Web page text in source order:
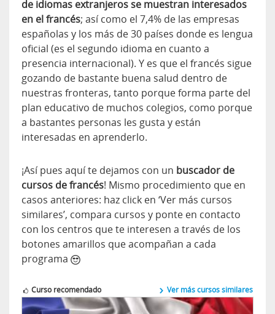
de idiomas extranjeros se muestran interesados
en el francés; así como el 7,4% de las empresas
españolas y los más de 30 países donde es lengua
oficial (es el segundo idioma en cuanto a
presencia internacional). Y es que el francés sigue
gozando de bastante buena salud dentro de
nuestras fronteras, tanto porque forma parte del
plan educativo de muchos colegios, como porque
a bastantes personas les gusta y están
interesadas en aprenderlo.
¡Así pues aquí te dejamos con un buscador de
cursos de francés! Mismo procedimiento que en
casos anteriores: haz click en ‘Ver más cursos
similares’, compara cursos y ponte en contacto
con los centros que te interesen a través de los
botones amarillos que acompañan a cada
programa
Curso recomendado Ver más cursos similares